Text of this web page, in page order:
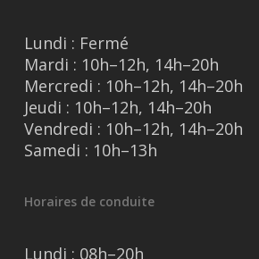
Lundi : Fermé
Mardi : 10h–12h, 14h–20h
Mercredi : 10h–12h, 14h–20h
Jeudi : 10h–12h, 14h–20h
Vendredi : 10h–12h, 14h–20h
Samedi : 10h–13h
Horaires de conduite
Lundi : 08h–20h